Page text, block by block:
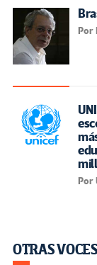
Por
Por
OTRAS